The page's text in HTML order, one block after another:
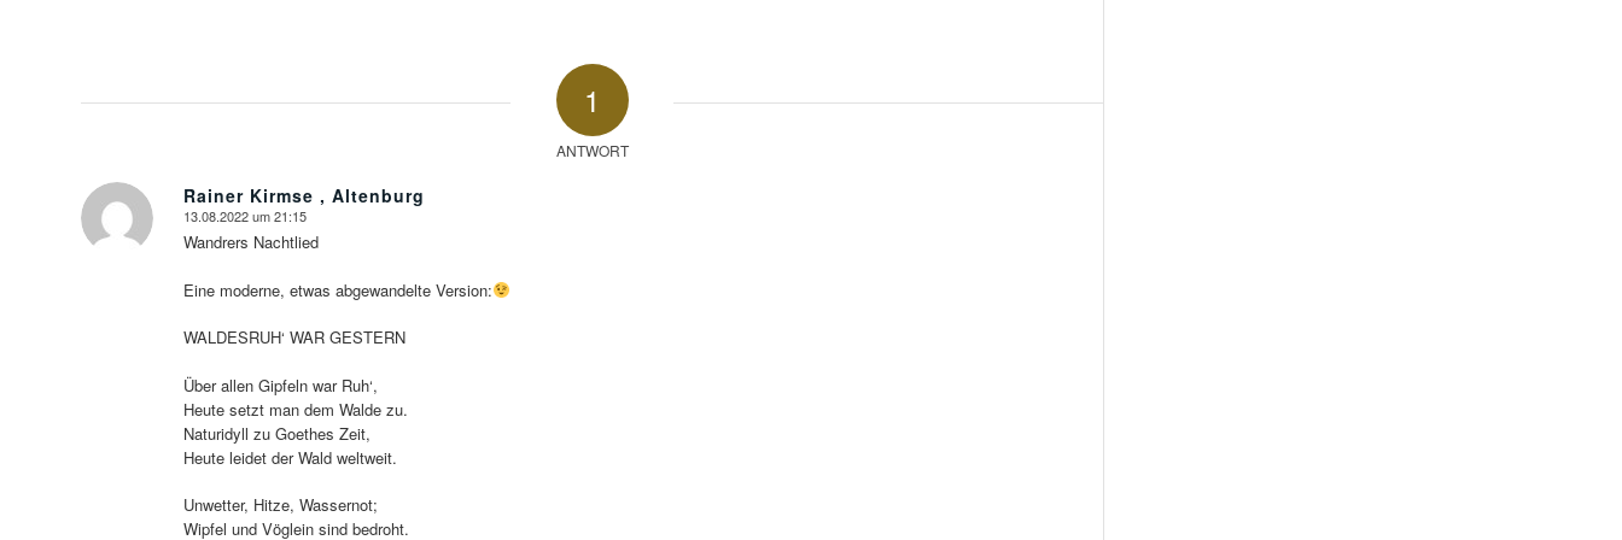
1
ANTWORT
Rainer Kirmse , Altenburg
sagte:
13.08.2022 um 21:15
Wandrers Nachtlied
Eine moderne, etwas abgewandelte Version:
WALDESRUH‘ WAR GESTERN
Über allen Gipfeln war Ruh‘,
Heute setzt man dem Walde zu.
Naturidyll zu Goethes Zeit,
Heute leidet der Wald weltweit.
Unwetter, Hitze, Wassernot;
Wipfel und Vöglein sind bedroht.